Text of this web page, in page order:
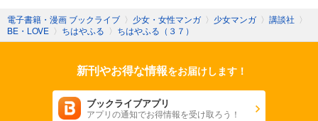
電子書籍・漫画 ブックライブ 〉 少女・女性マンガ 〉 少女マンガ 〉 講談社 〉
BE・LOVE 〉 ちはやふる 〉 ちはやふる（３７）
新刊やお得な情報をお届けします！
ブックライブアプリ
アプリの通知でお得情報を受け取ろう！